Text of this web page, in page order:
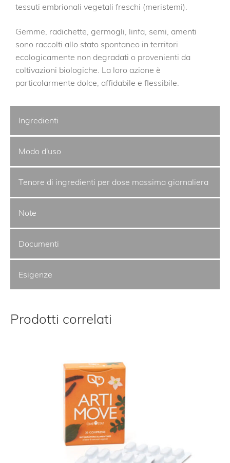
tessuti embrionali vegetali freschi (meristemi).
Gemme, radichette, germogli, linfa, semi, amenti
sono raccolti allo stato spontaneo in territori
ecologicamente non degradati o provenienti da
coltivazioni biologiche. La loro azione è
particolarmente dolce, affidabile e flessibile.
Ingredienti
Modo d'uso
Tenore di ingredienti per dose massima giornaliera
Note
Documenti
Esigenze
Prodotti correlati